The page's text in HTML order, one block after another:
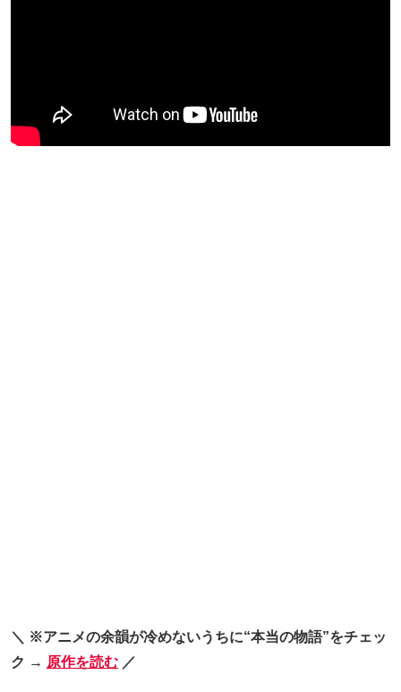
＼ ※アニメの余韻が冷めないうちに“本当の物語”をチェッ
ク → 原作を読む ／